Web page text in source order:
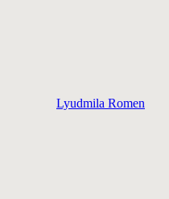
Lyudmila Romen